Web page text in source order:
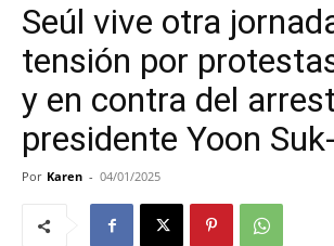
Seúl vive otra
tensión por
y en contra del
presidente Yoon
Por Karen - 04/01/2025